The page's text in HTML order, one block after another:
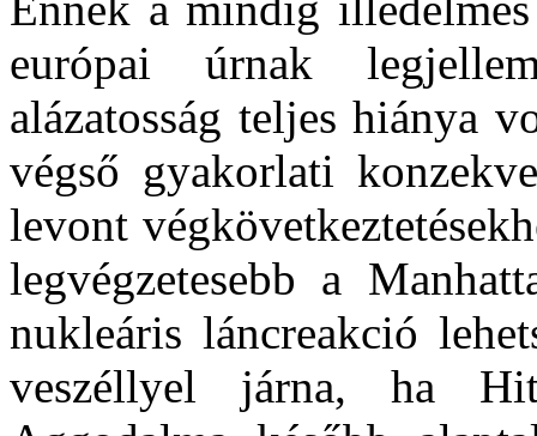
európai úrnak
alázatosság teljes hiánya
végső gyakorlati
levont
legvégzetesebb a
nukleáris láncreakció
veszéllyel járna, ha